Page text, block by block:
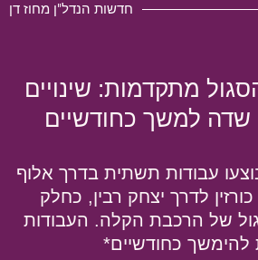
חדשות הנדל"ן מחוז דן
מתקדמות: שינויים
שדה למשך כחודשיים
ביוני יבוצעו עבודות תשתית בדרך אלוף
לדרך יצחק רבין, כחלק
של הרכבת הקלה. העבודות
להימשך כחודשיים*